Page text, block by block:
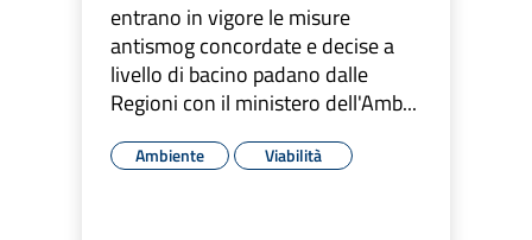
entrano in vigore le misure
antismog concordate e decise a
livello di bacino padano dalle
Regioni con il ministero dell'Amb...
Ambiente Viabilità